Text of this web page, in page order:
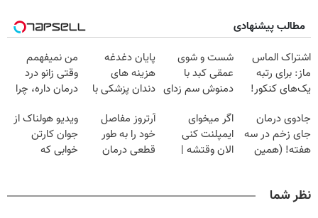
مطالب پیشنهادی
اشتراک الماس
ماز: برای رتبه
یک‌های کنکور!
شست و شوی
عمقی کبد با
دمنوش سم زدای
پایان دغدغه
هزینه های
دندان پزشکی با
خانگی
من نمیفهمم
وقتی زانو درد
درمان داره، چرا
تحمل میکنی؟❗
جادوی درمان
جای زخم در سه
هفته! (همین
اگر میخوای
ایمپلنت کنی
الان وقتشه |
آرتروز مفاصل
خود را به طور
قطعی درمان
ویدیو هولناک از
جوان کارتن
خوابی که
نظر شما